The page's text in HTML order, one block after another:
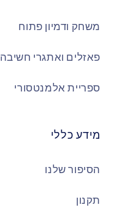
משחק ודמיון פתוח
פאזלים ואתגרי חשיבה
ספריית אלמנטסורי
מידע כללי
הסיפור שלנו
תקנון